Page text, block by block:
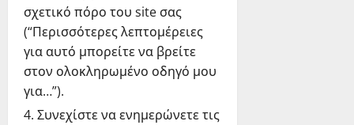
σχετικό πόρο του site σας
(“Περισσότερες λεπτομέρειες
για αυτό μπορείτε να βρείτε
στον ολοκληρωμένο οδηγό μου
για…”).
Συνεχίστε να ενημερώνετε τις